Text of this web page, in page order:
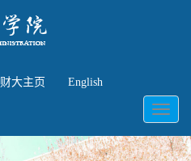
English
财大主页
Toggle